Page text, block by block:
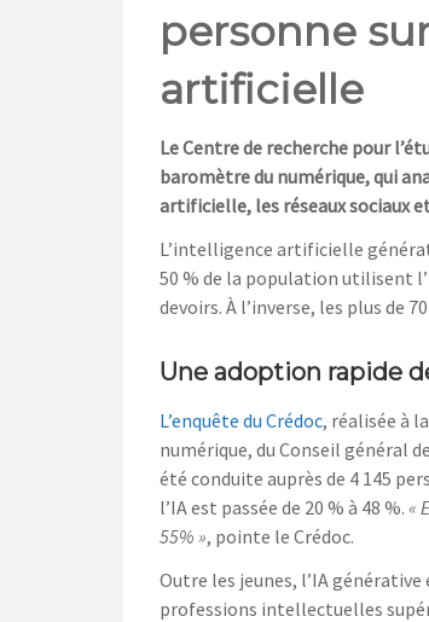
personne
artificielle
Le Centre de recherche pour
baromètre du numérique, qui
artificielle, les réseaux sociaux
L’intelligence artificielle
50 % de la population utilisent
devoirs. À l’inverse, les plus de
Une adoption rapide
L’enquête du Crédoc, réalisée à
numérique, du Conseil général
été conduite auprès de 4 145
l’IA est passée de 20 % à 48 %. «
55% », pointe le Crédoc.
Outre les jeunes, l’IA
professions intellectuelles